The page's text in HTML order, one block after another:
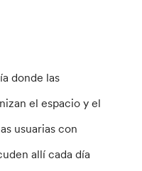
donde las
el espacio y el
usuarias con
allí cada día